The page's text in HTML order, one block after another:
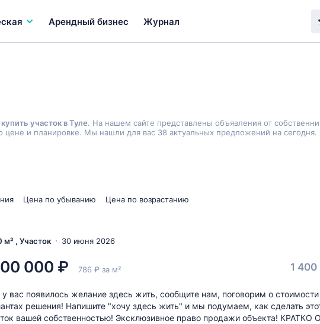
Арендный бизнес Журнал
купить участок в Туле. На нашем сайте представлены объявления от
и планировке. Мы нашли для вас 38 актуальных предложений на сегодня.
Цена по убыванию Цена по возрастанию
м² , Участок 30 июня 2026
000 ₽ 786 ₽ за м² 1 400
у вас появилось желание здесь жить, сообщите нам, поговорим о
решения! Напишите "хочу здесь жить" и мы подумаем, как сделать
вашей собственностью! Эксклюзивное право продажи объекта! КРАТКО О